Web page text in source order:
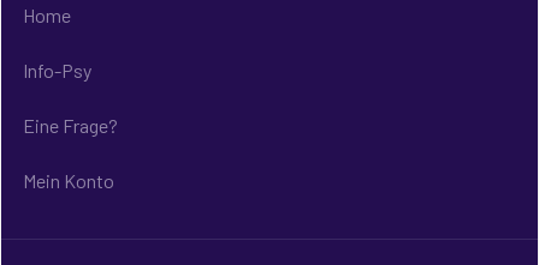
Home
Info-Psy
Eine Frage?
Mein Konto